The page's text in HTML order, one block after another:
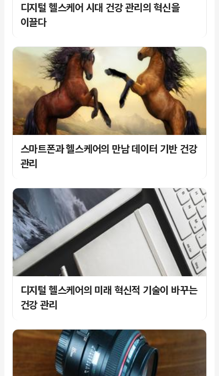
디지털 헬스케어 시대 건강 관리의 혁신을
이끌다
스마트폰과 헬스케어의 만남 데이터 기반 건강
관리
디지털 헬스케어의 미래 혁신적 기술이 바꾸는
건강 관리